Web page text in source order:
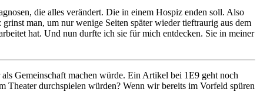
die alles verändert. Die in einem Hospiz enden soll. Also
man, um nur wenige Seiten später wieder tieftraurig aus dem
hat. Und nun durfte ich sie für mich entdecken. Sie in meiner
Gemeinschaft machen würde. Ein Artikel bei 1E9 geht noch
durchspielen würden? Wenn wir bereits im Vorfeld spüren